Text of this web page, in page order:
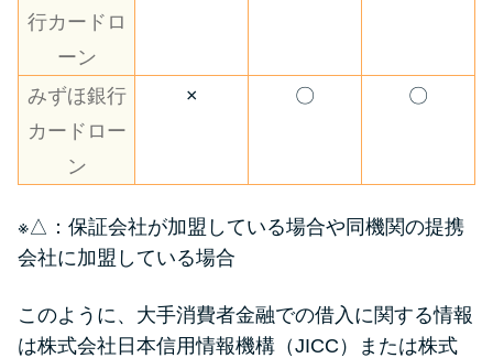
行カードロ
ーン
みずほ銀行
カードロー
ン
× 〇 〇
※△：保証会社が加盟している場合や同機関の提携
会社に加盟している場合
このように、大手消費者金融での借入に関する情報
は株式会社日本信用情報機構（JICC）または株式